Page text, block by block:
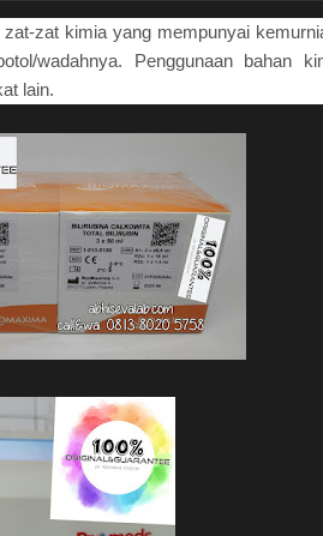
zat kimia yang mempunyai
wadahnya. Penggunaan bahan
lain.